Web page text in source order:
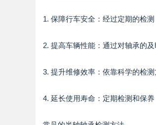
1. 保障行车安全：经过定期的检
2. 提高车辆性能：通过对轴承的
3. 提升维修效率：依靠科学的检
4. 延长使用寿命：定期检测和保